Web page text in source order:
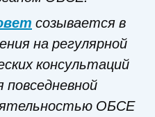
созывается в
на регулярной
консультаций
повседневной
ОБСЕ